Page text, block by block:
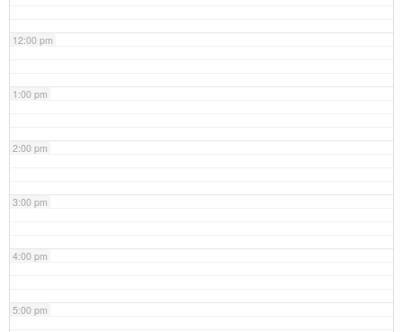
12:00 pm
1:00 pm
2:00 pm
3:00 pm
4:00 pm
5:00 pm